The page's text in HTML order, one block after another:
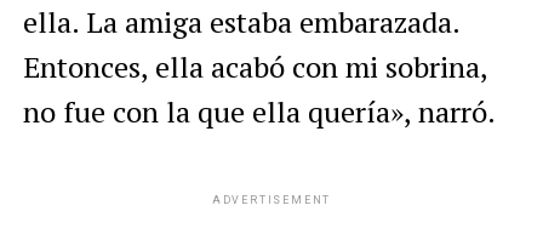
ella. La amiga estaba embarazada.
Entonces, ella acabó con mi sobrina,
no fue con la que ella quería», narró.
ADVERTISEMENT